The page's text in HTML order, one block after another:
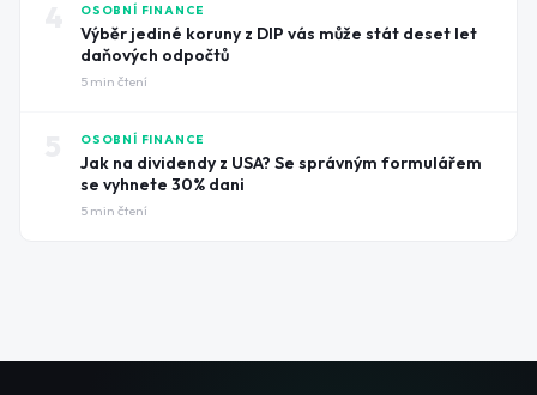
OSOBNÍ FINANCE
Výběr jediné koruny z DIP vás může stát deset let
daňových odpočtů
5 min čtení
OSOBNÍ FINANCE
Jak na dividendy z USA? Se správným formulářem
se vyhnete 30% dani
5 min čtení